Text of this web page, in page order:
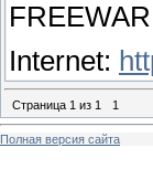
Internet:
Страница 1 из 1 1
Полная версия сайта